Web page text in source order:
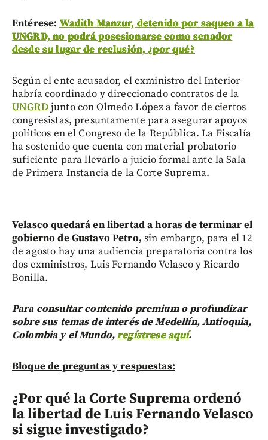
Entérese: Wadith Manzur, detenido por saqueo a la
UNGRD, no podrá posesionarse como senador
desde su lugar de reclusión, ¿por qué?
Según el ente acusador, el exministro del Interior
habría coordinado y direccionado contratos de la
UNGRDjunto con Olmedo López a favor de ciertos
congresistas, presuntamente para asegurar apoyos
políticos en el Congreso de la República. La Fiscalía
ha sostenido que cuenta con material probatorio
suficiente para llevarlo a juicio formal ante la Sala
de Primera Instancia de la Corte Suprema.
Velasco quedará en libertad a horas de terminar el
gobierno de Gustavo Petro, sin embargo, para el 12
de agosto hay una audiencia preparatoria contra los
dos exministros, Luis Fernando Velasco y Ricardo
Bonilla.
Para consultar contenido premium o profundizar
sobre sus temas de interés de Medellín, Antioquia,
Colombia y el Mundo,regístrese aquí.
Bloque de preguntas y respuestas:
¿Por qué la Corte Suprema ordenó
la libertad de Luis Fernando Velasco
si sigue investigado?